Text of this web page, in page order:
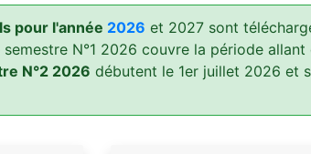
pour l'année 2026 et 2027 sont
N°1 2026 couvre la période
N°2 2026 débutent le 1er juillet 2026 et